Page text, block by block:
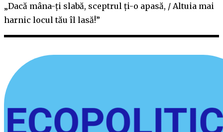
„Dacă mâna-ți slabă, sceptrul ți-o apasă, / Altuia mai
harnic locul tău îl lasă!”